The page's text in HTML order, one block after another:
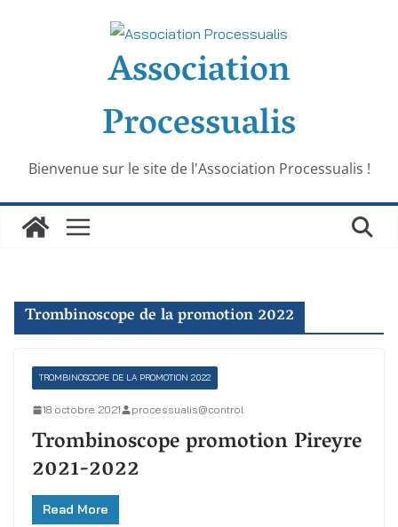
Association
Processualis
Bienvenue sur le site de l'Association Processualis !
Trombinoscope de la promotion 2022
TROMBINOSCOPE DE LA PROMOTION 2022
18 octobre 2021 processualis@control
Trombinoscope promotion Pireyre
2021-2022
Read More